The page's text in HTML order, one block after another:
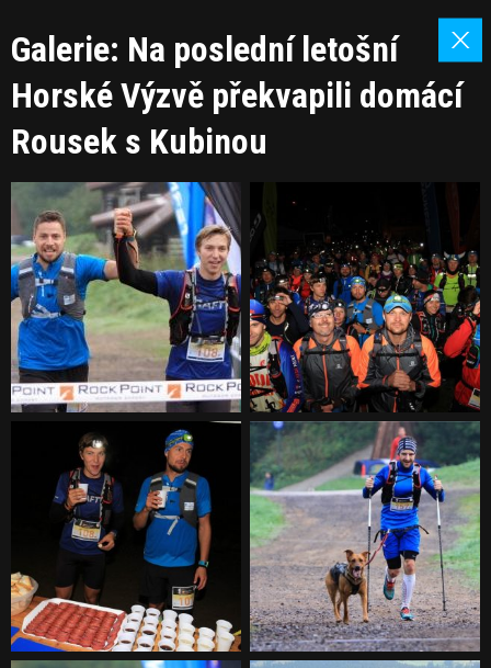
Galerie: Na poslední letošní
Horské Výzvě překvapili domácí
Rousek s Kubinou